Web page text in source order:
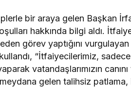
bir araya gelen Başkan
hakkında bilgi aldı.
görev yaptığını
“İtfaiyecilerimiz,
vatandaşlarımızın canını
gelen talihsiz